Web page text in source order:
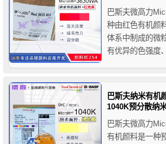
巴斯夫微高力
种由红色有机颜
体系中制成的微
有优异的色强度
漆体系，也可用
性涂料体系等。
巴斯夫纳米有机
1040K预分散纳
巴斯夫微高力
有机颜料是一种